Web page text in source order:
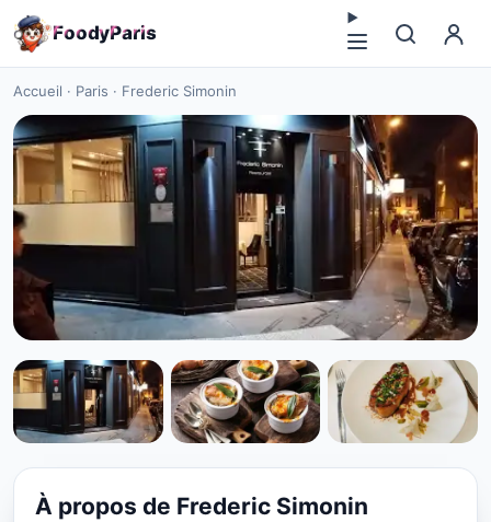
FoodyParis
Accueil · Paris · Frederic Simonin
CUISINE EUROPÉENNE
Frederic Simonin à Paris
★ 4.6/5
À propos de Frederic Simonin